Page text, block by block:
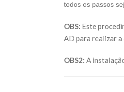
todos os passos
OBS: Este
AD para realizar a
OBS2: A